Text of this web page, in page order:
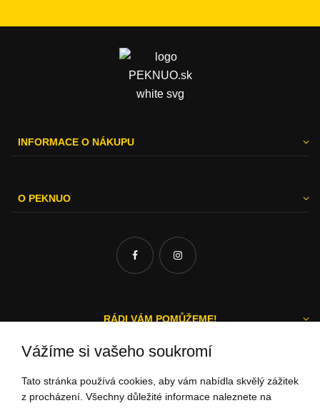
INFORMACE O NÁKUPU
O PEKNUO
RÁDI VÁM POMŮŽEME!
Michal a Zuzka
Vážíme si vašeho soukromí
Tato stránka používá cookies, aby vám nabídla skvělý zážitek
z procházení. Všechny důležité informace naleznete na